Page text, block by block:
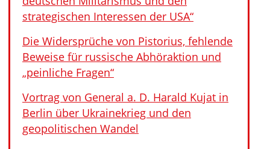
strategischen Interessen der USA“
Die Widersprüche von Pistorius, fehlende
Beweise für russische Abhöraktion und
„peinliche Fragen“
Vortrag von General a. D. Harald Kujat in
Berlin über Ukrainekrieg und den
geopolitischen Wandel